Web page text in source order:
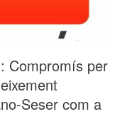
Compromís per
Seser com a